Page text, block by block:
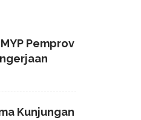
Pemprov
Kunjungan